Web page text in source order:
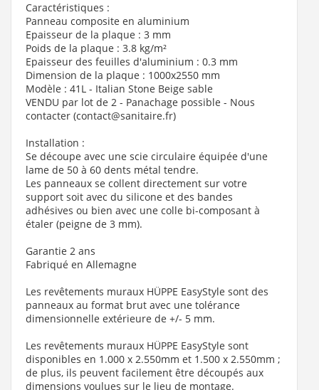
Caractéristiques :
Panneau composite en aluminium
Epaisseur de la plaque : 3 mm
Poids de la plaque : 3.8 kg/m²
Epaisseur des feuilles d'aluminium : 0.3 mm
Dimension de la plaque : 1000x2550 mm
Modèle : 41L - Italian Stone Beige sable
VENDU par lot de 2 - Panachage possible - Nous
contacter (contact@sanitaire.fr)
Installation :
Se découpe avec une scie circulaire équipée d'une
lame de 50 à 60 dents métal tendre.
Les panneaux se collent directement sur votre
support soit avec du silicone et des bandes
adhésives ou bien avec une colle bi-composant à
étaler (peigne de 3 mm).
Garantie 2 ans
Fabriqué en Allemagne
Les revêtements muraux HÜPPE EasyStyle sont des
panneaux au format brut avec une tolérance
dimensionnelle extérieure de +/- 5 mm.
Les revêtements muraux HÜPPE EasyStyle sont
disponibles en 1.000 x 2.550mm et 1.500 x 2.550mm ;
de plus, ils peuvent facilement être découpés aux
dimensions voulues sur le lieu de montage.